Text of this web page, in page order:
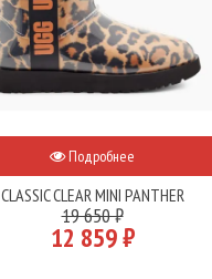
Подробнее
CLASSIC CLEAR MINI PANTHER
19 650 ₽
12 859 ₽